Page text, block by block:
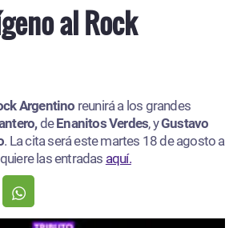
al Rock
Argentino reunirá a los grandes
deEnanitos Verdes, yGustavo
. La cita será este martes 18 de agosto a
las entradas aquí.